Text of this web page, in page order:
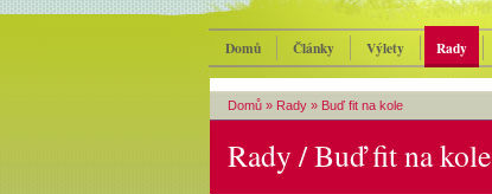
Domů Články Výlety Rady
Domů » Rady » Buď fit na kole
Rady / Buď fit na kole